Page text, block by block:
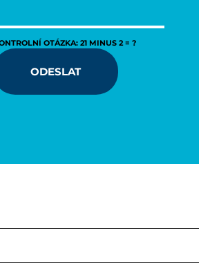
OTÁZKA: 21 MINUS 2 = ?
ODESLAT